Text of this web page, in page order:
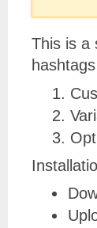
This is a